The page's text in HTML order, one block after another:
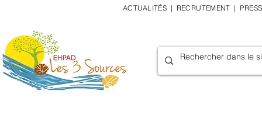
ACTUALITÉS| RECRUTEMENT |